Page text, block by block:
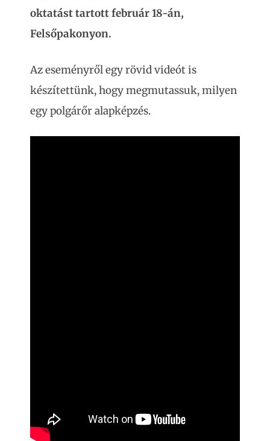
oktatást tartott február 18-án,
Felsőpakonyon.
Az eseményről egy rövid videót is
készítettünk, hogy megmutassuk, milyen
egy polgárőr alapképzés.